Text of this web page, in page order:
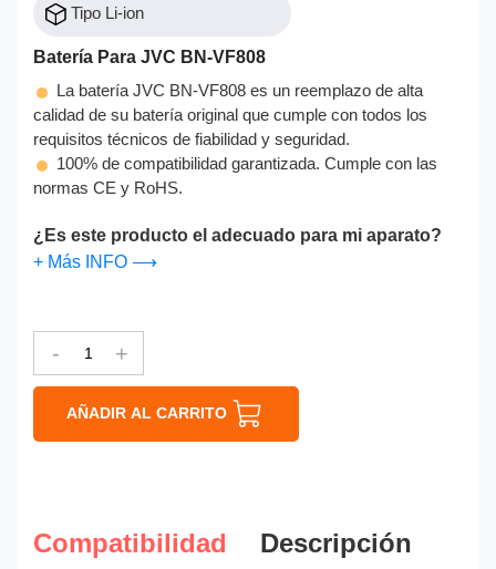
Tipo Li-ion
Batería Para JVC BN-VF808
La batería JVC BN-VF808 es un reemplazo de alta
calidad de su batería original que cumple con todos los
requisitos técnicos de fiabilidad y seguridad.
100% de compatibilidad garantizada. Cumple con las
normas CE y RoHS.
¿Es este producto el adecuado para mi aparato?
+ Más INFO ⟶
- +
AÑADIR AL CARRITO
Compatibilidad
Descripción